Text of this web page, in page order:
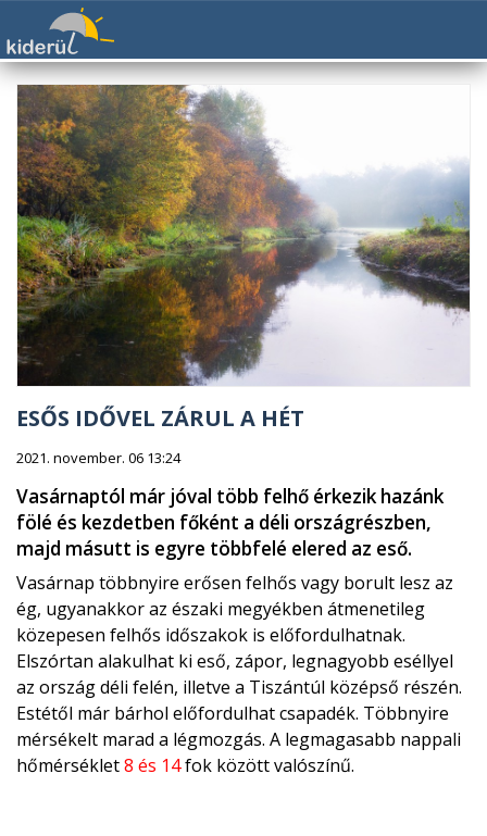
ESŐS IDŐVEL ZÁRUL A HÉT
2021. november. 06 13:24
Vasárnaptól már jóval több felhő érkezik hazánk
fölé és kezdetben főként a déli országrészben,
majd másutt is egyre többfelé elered az eső.
Vasárnap többnyire erősen felhős vagy borult lesz az
ég, ugyanakkor az északi megyékben átmenetileg
közepesen felhős időszakok is előfordulhatnak.
Elszórtan alakulhat ki eső, zápor, legnagyobb eséllyel
az ország déli felén, illetve a Tiszántúl középső részén.
Estétől már bárhol előfordulhat csapadék. Többnyire
mérsékelt marad a légmozgás. A legmagasabb nappali
hőmérséklet8 és 14fok között valószínű.